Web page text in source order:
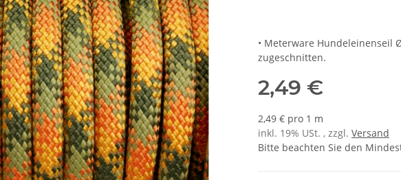
• Meterware Hundeleinenseil
zugeschnitten.
2,49 €
2,49 € pro 1 m
inkl. 19% USt. , zzgl. Versand
Bitte beachten Sie den